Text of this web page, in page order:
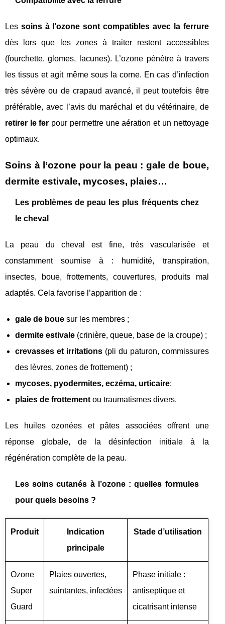
Les soins à l’ozone sont compatibles avec la ferrure
dès lors que les zones à traiter restent accessibles
(fourchette, glomes, lacunes). L’ozone pénètre à travers
les tissus et agit même sous la corne. En cas d’infection
très sévère ou de crapaud avancé, il peut toutefois être
préférable, avec l’avis du maréchal et du vétérinaire, de
retirer le fer pour permettre une aération et un nettoyage
optimaux.
Soins à l’ozone pour la peau : gale de boue,
dermite estivale, mycoses, plaies…
Les problèmes de peau les plus fréquents chez
le cheval
La peau du cheval est fine, très vascularisée et
constamment soumise à : humidité, transpiration,
insectes, boue, frottements, couvertures, produits mal
adaptés. Cela favorise l’apparition de :
gale de boue sur les membres ;
dermite estivale (crinière, queue, base de la croupe) ;
crevasses et irritations(pli du paturon, commissures
des lèvres, zones de frottement) ;
mycoses, pyodermites, eczéma, urticaire;
plaies de frottement ou traumatismes divers.
Les huiles ozonées et pâtes associées offrent une
réponse globale, de la désinfection initiale à la
régénération complète de la peau.
Les soins cutanés à l’ozone : quelles formules
pour quels besoins ?
Produit
Indication
principale
Stade d’utilisation
Ozone
Super
Guard
Plaies ouvertes,
suintantes, infectées
Phase initiale :
antiseptique et
cicatrisant intense